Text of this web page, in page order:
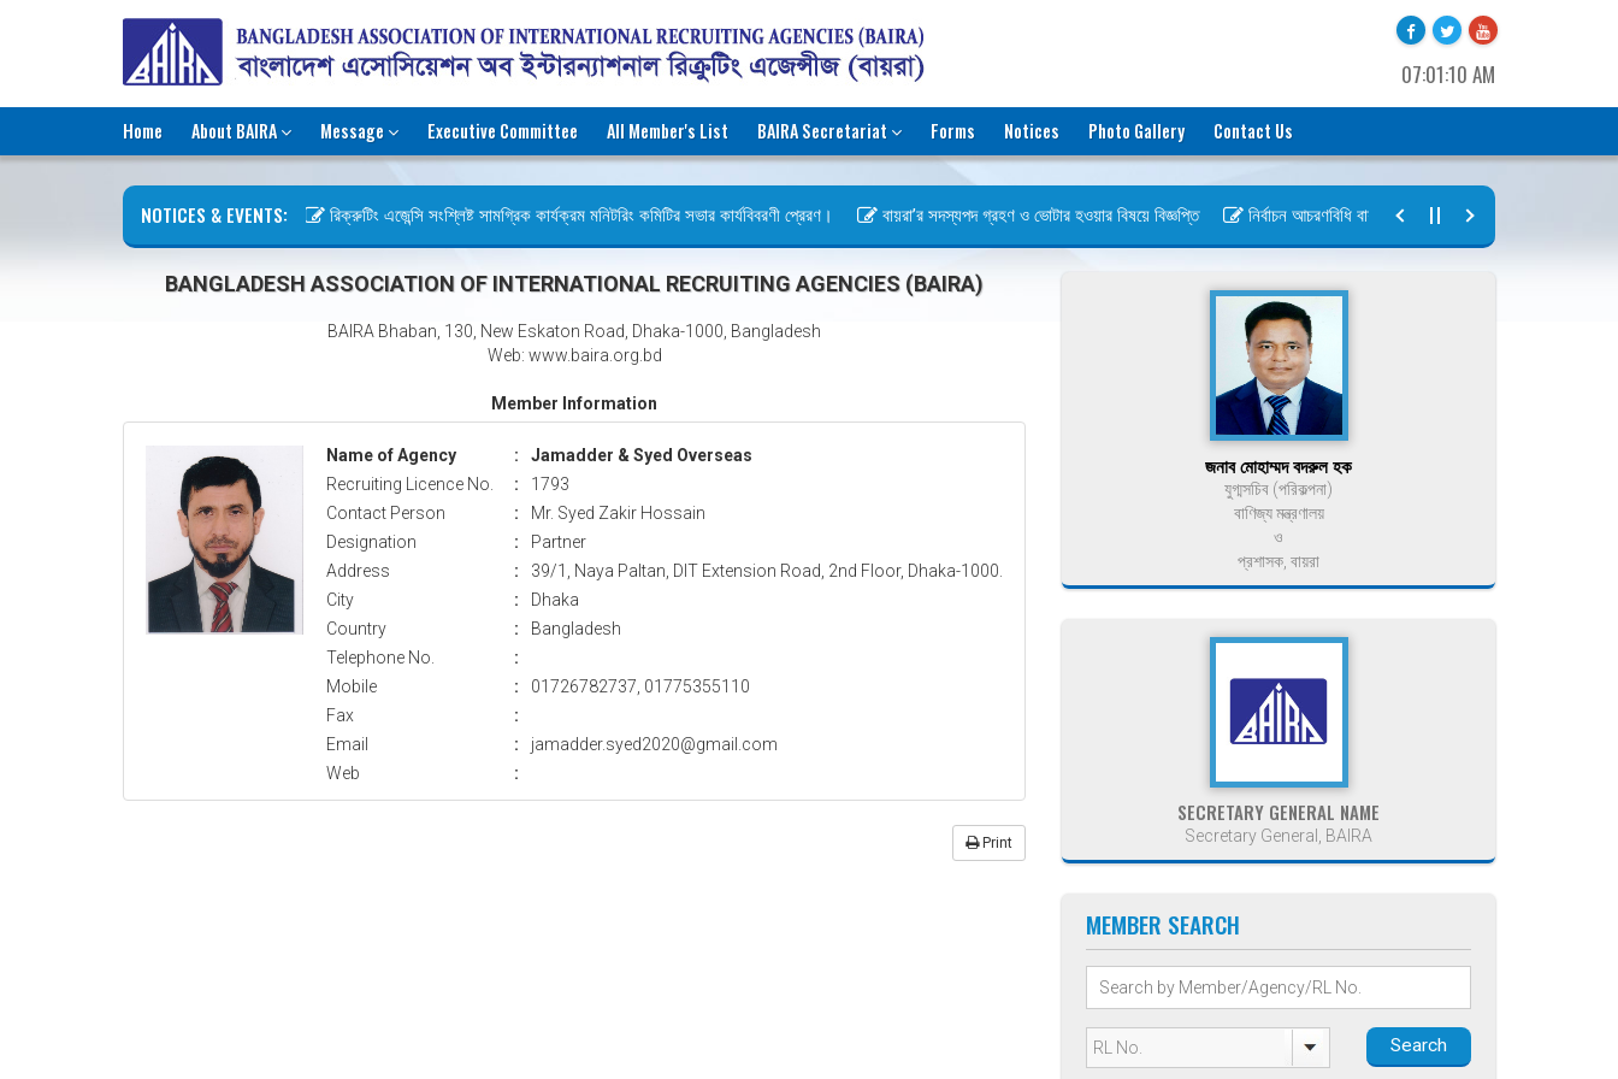
07:01:10 AM
Home About BAIRA Message Executive Committee All Member's List BAIRA Secretariat Forms Notices Photo Gallery Contact Us
NOTICES & EVENTS: রিক্রুটিং এজেন্সি সংশ্লিষ্ট সামগ্রিক কার্যক্রম মনিটরিং কমিটির সভার কার্যবিবরণী প্রেরণ। বায়রা’র সদস্যপদ গ্রহণ ও ভোটার হওয়ার বিষয়ে বিজ্ঞপ্তি নির্বাচন আচরণবিধি বায়রা ২০২৬-২০২৮
BANGLADESH ASSOCIATION OF INTERNATIONAL RECRUITING AGENCIES (BAIRA)
BAIRA Bhaban, 130, New Eskaton Road, Dhaka-1000, Bangladesh
Web: www.baira.org.bd
Member Information
Name of Agency :
Jamadder & Syed Overseas
Recruiting Licence No.
:
1793
Contact Person
:
Mr. Syed Zakir Hossain
Designation
:
Partner
Address
:
39/1, Naya Paltan, DIT Extension Road, 2nd Floor, Dhaka-1000.
City
:
Dhaka
Country
:
Bangladesh
Telephone No.
:
Mobile
:
01726782737, 01775355110
Fax
:
Email
:
jamadder.syed2020@gmail.com
Web
:
Print
জনাব মোহাম্মদ বদরুল হক
যুগ্মসচিব (পরিকল্পনা)
বাণিজ্য মন্ত্রণালয়
ও
প্রশাসক, বায়রা
SECRETARY GENERAL NAME
Secretary General, BAIRA
MEMBER SEARCH
Search